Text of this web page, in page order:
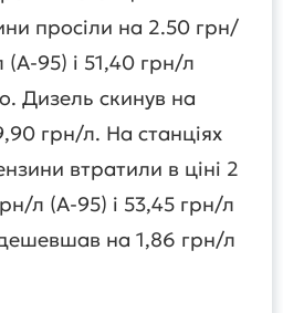
просіли на 2.50 грн/
95) і 51,40 грн/л
Дизель скинув на
грн/л. На станціях
втратили в ціні 2
л (А-95) і 53,45 грн/л
на 1,86 грн/л